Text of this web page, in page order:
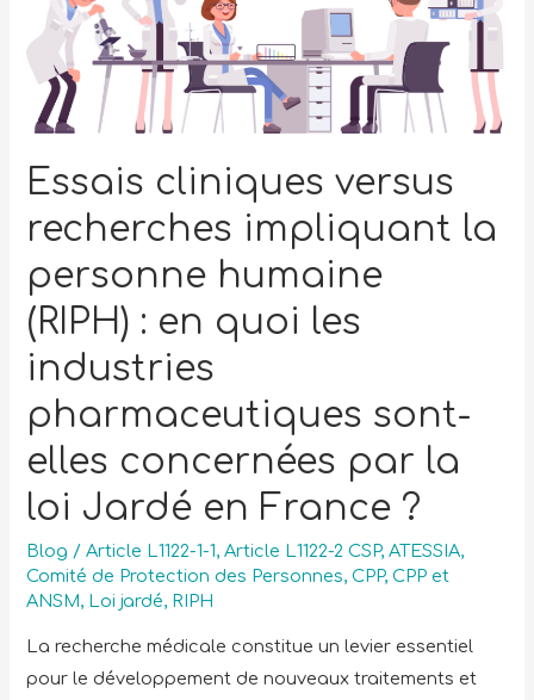
Essais cliniques versus
recherches impliquant la
personne humaine
(RIPH) : en quoi les
industries
pharmaceutiques sont-
elles concernées par la
loi Jardé en France ?
Blog /Article L1122-1-1,Article L1122-2 CSP,ATESSIA,
Comité de Protection des Personnes,CPP,CPP et
ANSM, Loi jardé, RIPH
La recherche médicale constitue un levier essentiel
pour le développement de nouveaux traitements et